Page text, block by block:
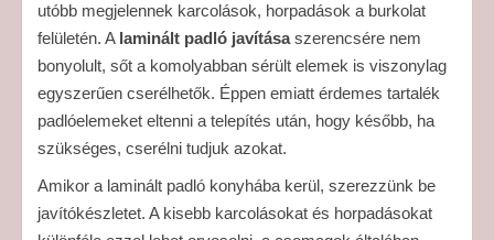
utóbb megjelennek karcolások, horpadások a burkolat
felületén. A laminált padló javításaszerencsére nem
bonyolult, sőt a komolyabban sérült elemek is viszonylag
egyszerűen cserélhetők. Éppen emiatt érdemes tartalék
padlóelemeket eltenni a telepítés után, hogy később, ha
szükséges, cserélni tudjuk azokat.
Amikor a laminált padló konyhába kerül, szerezzünk be
javítókészletet. A kisebb karcolásokat és horpadásokat